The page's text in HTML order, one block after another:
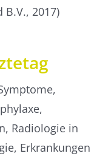
B.V., 2017)
Radiologie in
Erkrankungen